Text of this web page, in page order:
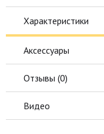
Характеристики
Аксессуары
Отзывы (0)
Видео